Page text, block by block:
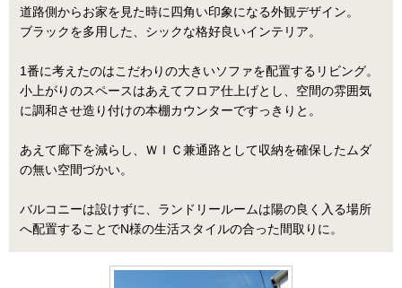
道路側からお家を見た時に四角い印象になる外観デザイン。
ブラックを多用した、シックな格好良いインテリア。
1番に考えたのはこだわりの大きいソファを配置するリビング。
小上がりのスペースはあえてフロア仕上げとし、空間の雰囲気
に調和させ造り付けの本棚カウンターですっきりと。
あえて廊下を減らし、ＷＩＣ兼通路として収納を確保したムダ
の無い空間づかい。
バルコニーは設けずに、ランドリールームは陽の良く入る場所
へ配置することでN様の生活スタイルの合った間取りに。